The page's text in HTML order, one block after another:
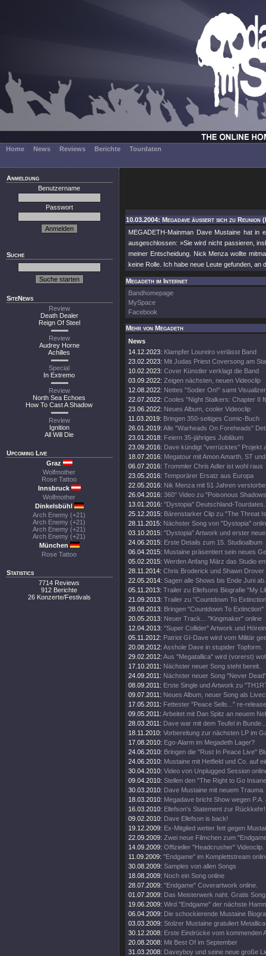
Home News Reviews Berichte Tourdaten
Anmeldung
Benutzername
Passwort
Suche
SiteNews
Review
Death Dealer
Reign Of Steel
Review
Audrey Horne
Achilles
Special
In Extremo
Review
North Sea Echoes
How To Cast A Shadow
Review
Ignition
All Will Die
Upcoming Live
Graz
Wolfmother
Rose Tattoo
Innsbruck
Wolfmother
Dinkelsbühl
Arch Enemy (+21)
Arch Enemy (+21)
Arch Enemy (+21)
Arch Enemy (+21)
München
Rose Tattoo
Statistics
7714 Reviews
912 Berichte
26 Konzerte/Festivals
10.03.2004: Megadave äussert sich zu Reunion
MEGADETH-Mainman Dave Mustaine hat in
ausgeschlossen: »Sie wird nicht passieren,
meiner Entscheidung. Nick Menza wollte
keine Rolle. Ich habe neue Leute gefunden, an
Megadeth im Internet
Bandhomepage
MySpace
Facebook
Mehr von Megadeth
News
14.12.2023: Klampfer Loureiro verlässt Band
23.02.2023: Mit Judas Priest Coversong am
10.02.2023: Cover Künstler verklagt die Band
03.09.2022: Zeigen nächsten, neuen Videoclip
12.08.2022: Nettes "Sodier On!" samt Visualizer
22.07.2022: Cooles "Night Stalkers: Chapter II
23.06.2022: Neues Album, cooler Videoclip
11.03.2019: Bringen 350-seitiges Comic-Buch
26.01.2019: Alle "Warheads On Foreheads"
23.01.2018: Feiern 35-jähriges Jubiläum
23.09.2016: Dave kündigt "verrücktes" Projekt
18.07.2016: Megatour mit Amon Amarth, ST
06.07.2016: Trommler Chris Adler ist wohl raus
23.05.2016: Temporärer Ersatz aus Europa
22.05.2016: Nik Menza mit 51 Jahren
26.04.2016: 360° Video zu "Poisonous
13.01.2016: "Dystopia" Deutschland-Tourdates.
25.12.2015: Bärenstarker Clip zu "The Threat
28.11.2015: Nächster Song von "Dystopia"
03.10.2015: "Dystopia" Artwork und erster
24.06.2015: Erste Details zum 15. Studioalbum
06.04.2015: Mustaine präsentiert sein neues
05.02.2015: Werden Anfang März das Studio
28.11.2014: Chris Broderick und Shawn
22.05.2014: Sagen alle Shows bis Ende Juni ab.
05.11.2013: Trailer zu Ellefsons Biografie "My
21.09.2013: Trailer zu "Countdown To
28.08.2013: Bringen "Countdown To Extinction"
20.05.2013: Neuer Track... "Kingmaker" online
12.04.2013: "Super Collider" Artwork und
05.11.2012: Patriot GI-Dave wird vom Militär
20.08.2012: Asshole Dave in stupider Topform.
29.02.2012: Aus "Megatallica" wird (vorerst)
17.10.2011: Nächster neuer Song steht bereit.
24.09.2011: Nächster neuer Song "Never
08.09.2011: Erste Single und Artwork zu
09.07.2011: Neues Album, neuer Song als
17.05.2011: Fettester "Peace Sells..." re-
09.05.2011: Arbeitet mit Dan Spitz an neuem
28.03.2011: Dave war mit dem Teufel in Bunde...
18.11.2010: Vorbereitung zur nächsten LP im
17.08.2010: Ego-Alarm im Megadeth Lager?
24.06.2010: Bringen die "Rust In Peace Live"
24.06.2010: Mustaine mit Hetfield und Co. auf
30.04.2010: Video von Unplugged Session
09.04.2010: Stellen den "The Right to Go
30.03.2010: Dave Mustaine mit neuem Trauma.
18.03.2010: Megadave bricht Show wegen P.A.
16.03.2010: Ellefson's Statement zur Rückkehr!
09.02.2010: Dave Ellefson is back!
19.12.2009: Ex-Mitglied wetter fett gegen
22.09.2009: Zwei neue Filmchen zum
14.09.2009: Offizieller "Headcrusher" Videoclip.
11.09.2009: "Endgame" im Komplettstream
30.08.2009: Samples von allen Songs
18.08.2009: Noch ein Song online
28.07.2009: "Endgame" Coverartwork online.
01.07.2009: Das Meisterwerk naht. Gratis
19.06.2009: Wird "Endgame" der nächste
06.04.2009: Die schockierende Mustaine
03.03.2009: Stolzer Mustaine gratuliert
30.12.2008: Erste Eindrücke vom kommenden
20.08.2008: Mit Best Of im September
31.03.2008: Daveyboy und seine neue große